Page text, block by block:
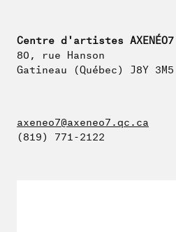
Centre d'artistes AXENÉO7
80, rue Hanson
Gatineau (Québec) J8Y 3M5
axeneo7@axeneo7.qc.ca
(819) 771-2122